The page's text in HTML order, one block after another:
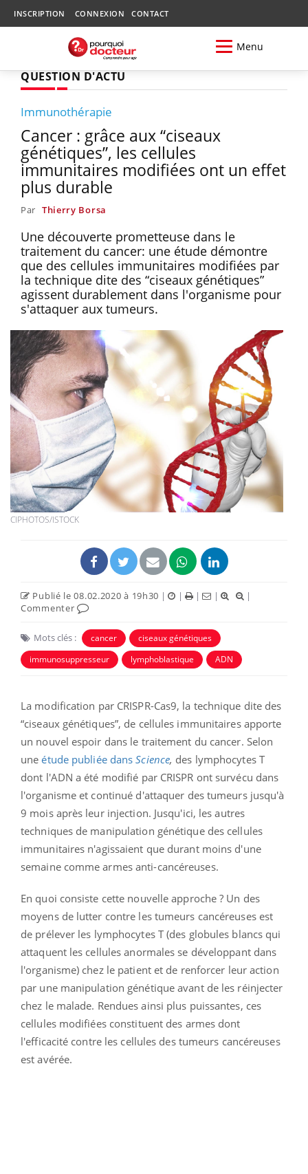
INSCRIPTION CONNEXION CONTACT
Menu
QUESTION D'ACTU
Immunothérapie
Cancer : grâce aux “ciseaux
génétiques”, les cellules
immunitaires modifiées ont un effet
plus durable
Par Thierry Borsa
Une découverte prometteuse dans le
traitement du cancer: une étude démontre
que des cellules immunitaires modifiées par
la technique dite des “ciseaux génétiques”
agissent durablement dans l'organisme pour
s'attaquer aux tumeurs.
CIPHOTOS/ISTOCK
Publié le 08.02.2020 à 19h30 | | | |
|
Commenter
Mots clés : cancer
ciseaux génétiques
immunosuppresseur
lymphoblastique ADN
La modification par CRISPR-Cas9, la technique dite des
“ciseaux génétiques”, de cellules immunitaires apporte
un nouvel espoir dans le traitement du cancer. Selon
uneétude publiée dansScience, des lymphocytes T
dont l'ADN a été modifié par CRISPR ont survécu dans
l'organisme et continué d'attaquer des tumeurs jusqu'à
9 mois après leur injection. Jusqu'ici, les autres
techniques de manipulation génétique des cellules
immunitaires n'agissaient que durant moins d'une
semaine comme armes anti-cancéreuses.
En quoi consiste cette nouvelle approche ? Un des
moyens de lutter contre les tumeurs cancéreuses est
de prélever les lymphocytes T (des globules blancs qui
attaquent les cellules anormales se développant dans
l'organisme) chez le patient et de renforcer leur action
par une manipulation génétique avant de les réinjecter
chez le malade. Rendues ainsi plus puissantes, ces
cellules modifiées constituent des armes dont
l'efficacité contre les cellules des tumeurs cancéreuses
est avérée.